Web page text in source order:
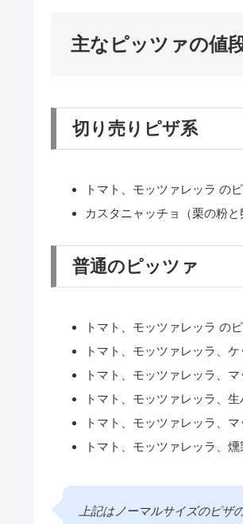
主なピッツァの値
切り売りピザ系
トマト、モッツァレッラ の
カスタニャッチョ（栗の粉
普通のピッツァ
トマト、モッツァレッラ の
トマト、モッツァレッラ、
トマト、モッツァレッラ、
トマト、モッツァレッラ、
トマト、モッツァレッラ、
トマト、モッツァレッラ、
上記はノーマルサイズのピ